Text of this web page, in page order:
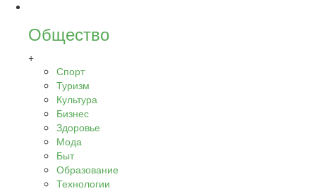
Общество
+
Спорт
Туризм
Культура
Бизнес
Здоровье
Мода
Быт
Образование
Технологии